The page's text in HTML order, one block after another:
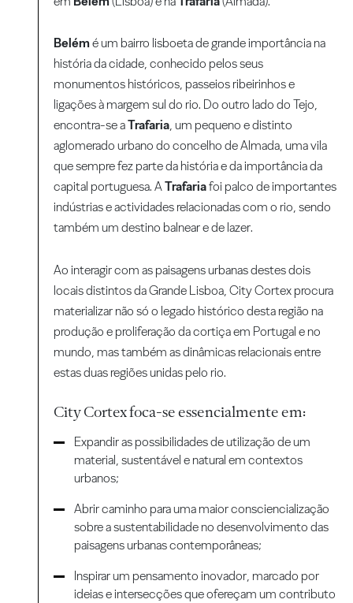
Belémé um bairro lisboeta de grande importância na
história da cidade, conhecido pelos seus
monumentos históricos, passeios ribeirinhos e
ligações à margem sul do rio. Do outro lado do Tejo,
encontra-se aTrafaria, um pequeno e distinto
aglomerado urbano do concelho de Almada, uma vila
que sempre fez parte da história e da importância da
capital portuguesa. ATrafariafoi palco de importantes
indústrias e actividades relacionadas com o rio, sendo
também um destino balnear e de lazer.
Ao interagir com as paisagens urbanas destes dois
locais distintos da Grande Lisboa, City Cortex procura
materializar não só o legado histórico desta região na
produção e proliferação da cortiça em Portugal e no
mundo, mas também as dinâmicas relacionais entre
estas duas regiões unidas pelo rio.
City Cortex foca-se essencialmente em:
Expandir as possibilidades de utilização de um
material, sustentável e natural em contextos
urbanos;
Abrir caminho para uma maior consciencialização
sobre a sustentabilidade no desenvolvimento das
paisagens urbanas contemporâneas;
Inspirar um pensamento inovador, marcado por
ideias e intersecções que ofereçam um contributo